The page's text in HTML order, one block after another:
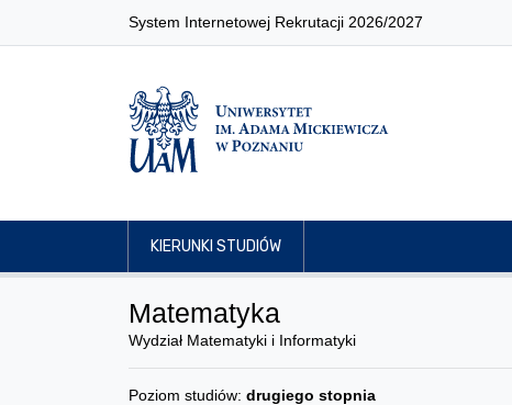
System Internetowej Rekrutacji 2026/2027
KIERUNKI STUDIÓW
Matematyka
Wydział Matematyki i Informatyki
Poziom studiów: drugiego stopnia